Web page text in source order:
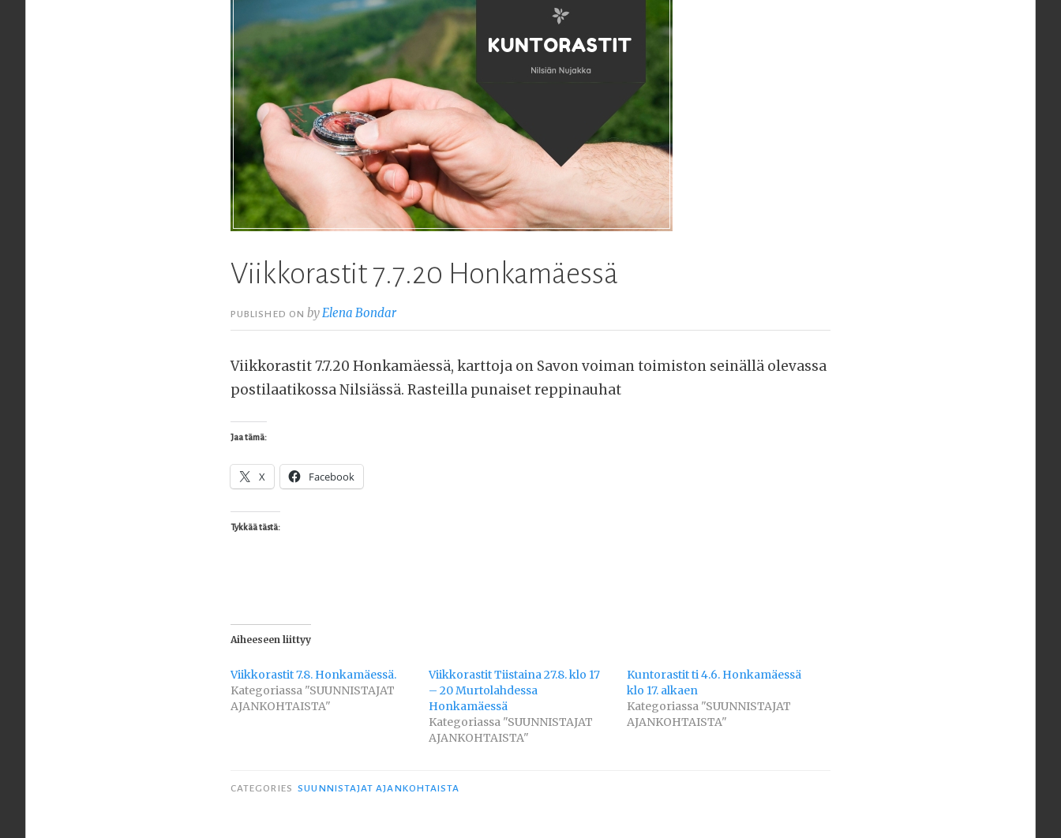
Viikkorastit 7.7.20 Honkamäessä
PUBLISHED ONby Elena Bondar
Viikkorastit 7.7.20 Honkamäessä, karttoja on Savon voiman toimiston seinällä olevassa
postilaatikossa Nilsiässä. Rasteilla punaiset reppinauhat
Jaa tämä:
X Facebook
Tykkää tästä:
Aiheeseen liittyy
Viikkorastit 7.8. Honkamäessä.
Kategoriassa "SUUNNISTAJAT
AJANKOHTAISTA"
Viikkorastit Tiistaina 27.8. klo 17
– 20 Murtolahdessa
Honkamäessä
Kategoriassa "SUUNNISTAJAT
AJANKOHTAISTA"
Kuntorastit ti 4.6. Honkamäessä
klo 17. alkaen
Kategoriassa "SUUNNISTAJAT
AJANKOHTAISTA"
CATEGORIES SUUNNISTAJAT AJANKOHTAISTA